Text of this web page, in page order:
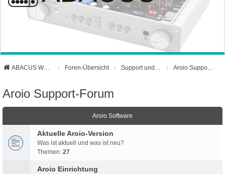
ABACUS Webseite Foren-Übersicht
Aroio Support-Forum
Aroio Software
Aktuelle Aroio-Version
Was ist aktuell und was ist neu?
Themen: 27
Aroio Einrichtung